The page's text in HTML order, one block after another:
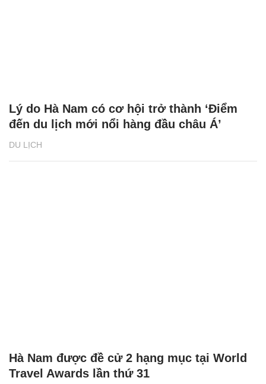
DU LỊCH
Lý do Hà Nam có cơ hội trở thành ‘Điểm
đến du lịch mới nổi hàng đầu châu Á’
Hà Nam được đề cử 2 hạng mục tại World
Travel Awards lần thứ 31